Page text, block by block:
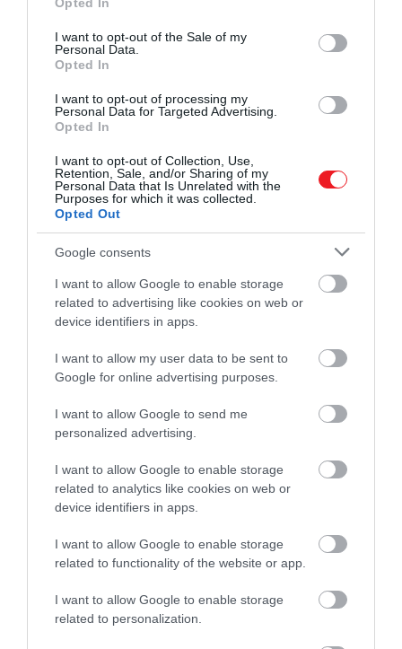
use your data for below specified purposes in below Google
consent section.
I want to opt-out of the Sale of my
Personal Data.
Opted In
I want to opt-out of processing my
Personal Data for Targeted Advertising.
Opted In
I want to opt-out of Collection, Use,
Retention, Sale, and/or Sharing of my
Personal Data that Is Unrelated with the
Purposes for which it was collected.
Opted Out
Google consents
I want to allow Google to enable storage
related to advertising like cookies on web or
device identifiers in apps.
I want to allow my user data to be sent to
Google for online advertising purposes.
I want to allow Google to send me
personalized advertising.
I want to allow Google to enable storage
related to analytics like cookies on web or
device identifiers in apps.
I want to allow Google to enable storage
related to functionality of the website or app.
I want to allow Google to enable storage
related to personalization.
szakemberek szerint
nagyjából 15-19 fok között mozog
, de sokat
segíthet az is a gyors elalvásban, ha előtte veszünk
egy igazán forró fürdőt, ami szintén jelentősen
befolyásolhatja a testhőmérsékletünket és segíthet
könnyebben álomba szenderülni.
Ez is érdekelhet!Miért riadsz fel mindig alvás
közben? A tudomány tudja a választ!
4.Hagyjuk ki a napközbeni sziesztát!
egészségügyi hatásai vannak annak, ha napközben
rövidebb időre beiktatunk egy alvást. Az azonban
biztos, hogy ez a szokás nem segíti a könnyű esti
elalvást. Ugyanis a szervezet nem tud különbséget
már egy rövidebb sziesztából való ébredés után is
úgy érezhetjük, hogy tele vagyunk energiával, ami
később megnehezítheti a könnyű álomba
5. Szabaduljunk meg a kütyüktől!